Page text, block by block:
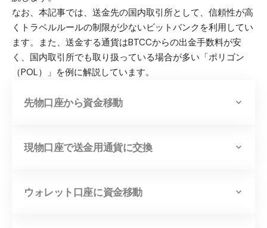
なお、本記事では、送金先の国内取引所として、信頼性が高
くトラベルルールの制限が少ないビットバンク を利用してい
ます。また、送金する通貨はBTCCからの出金手数料が安
く、国内取引所でも取り扱っている場合が多い「ポリゴン
（POL）」を例に解説しています。
先物口座から資金移動
現物口座で送金用通貨に交換
ウォレット口座に資金移動